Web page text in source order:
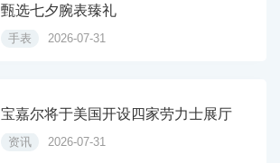
甄选七夕腕表臻礼
手表 2026-07-31
宝嘉尔将于美国开设四家劳力士展厅
资讯 2026-07-31